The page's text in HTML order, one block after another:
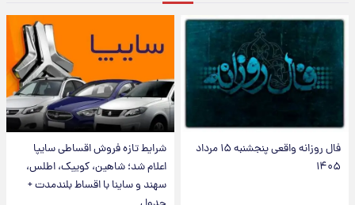
فال روزانه واقعی پنجشنبه ۱۵ مرداد
۱۴۰۵
شرایط تازه فروش اقساطی سایپا
اعلام شد؛ شاهین، کوییک، اطلس،
سهند و ساینا با اقساط بلندمدت +